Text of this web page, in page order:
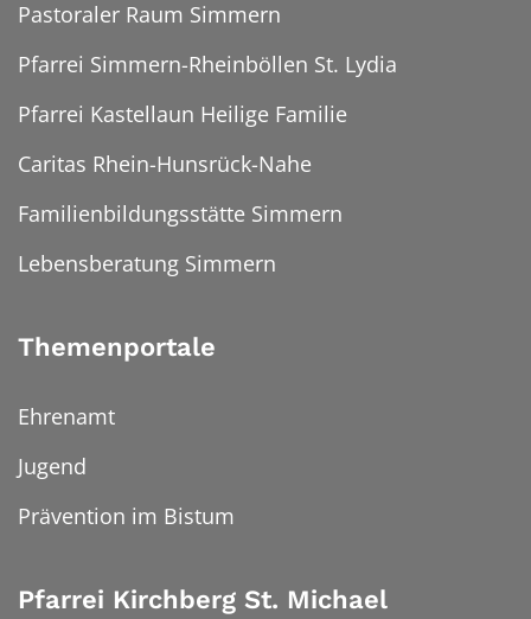
Pastoraler Raum Simmern
Pfarrei Simmern-Rheinböllen St. Lydia
Pfarrei Kastellaun Heilige Familie
Caritas Rhein-Hunsrück-Nahe
Familienbildungsstätte Simmern
Lebensberatung Simmern
Themenportale
Ehrenamt
Jugend
Prävention im Bistum
Pfarrei Kirchberg St. Michael